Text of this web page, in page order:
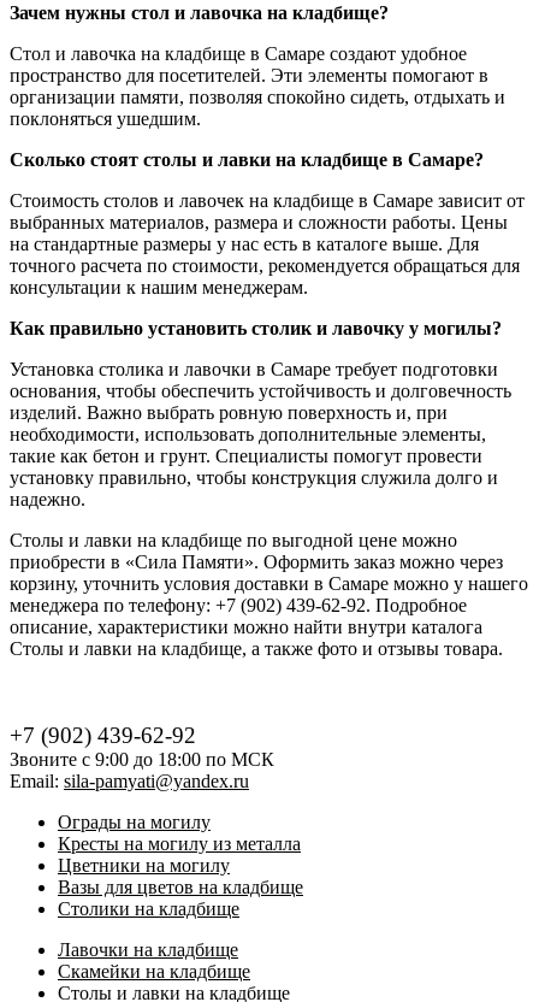
Зачем нужны стол и лавочка на кладбище?
Стол и лавочка на кладбище в Самаре создают удобное
пространство для посетителей. Эти элементы помогают в
организации памяти, позволяя спокойно сидеть, отдыхать и
поклоняться ушедшим.
Сколько стоят столы и лавки на кладбище в Самаре?
Стоимость столов и лавочек на кладбище в Самаре зависит от
выбранных материалов, размера и сложности работы. Цены
на стандартные размеры у нас есть в каталоге выше. Для
точного расчета по стоимости, рекомендуется обращаться для
консультации к нашим менеджерам.
Как правильно установить столик и лавочку у могилы?
Установка столика и лавочки в Самаре требует подготовки
основания, чтобы обеспечить устойчивость и долговечность
изделий. Важно выбрать ровную поверхность и, при
необходимости, использовать дополнительные элементы,
такие как бетон и грунт. Специалисты помогут провести
установку правильно, чтобы конструкция служила долго и
надежно.
Столы и лавки на кладбище по выгодной цене можно
приобрести в «Сила Памяти». Оформить заказ можно через
корзину, уточнить условия доставки в Самаре можно у нашего
менеджера по телефону: +7 (902) 439-62-92. Подробное
описание, характеристики можно найти внутри каталога
Столы и лавки на кладбище, а также фото и отзывы товара.
+7 (902) 439-62-92
Звоните с 9:00 до 18:00 по МСК
Email: sila-pamyati@yandex.ru
Ограды на могилу
Кресты на могилу из металла
Цветники на могилу
Вазы для цветов на кладбище
Столики на кладбище
Лавочки на кладбище
Скамейки на кладбище
Столы и лавки на кладбище